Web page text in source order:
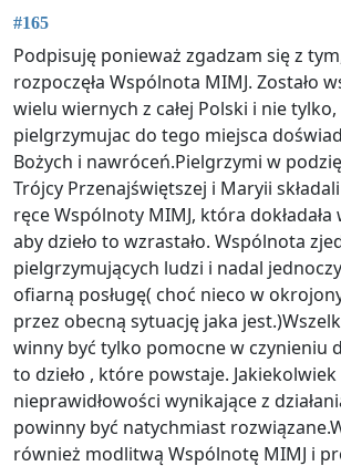
#165
Podpisuję ponieważ zgadzam się z
rozpoczęła Wspólnota MIMJ. Zostało
wielu wiernych z całej Polski i nie
pielgrzymujac do tego miejsca
Bożych i nawróceń.Pielgrzymi w
Trójcy Przenajświętszej i Maryii
ręce Wspólnoty MIMJ, która
aby dzieło to wzrastało. Wspólnota
pielgrzymujących ludzi i nadal
ofiarną posługę( choć nieco w
przez obecną sytuację jaka
winny być tylko pomocne w czynieniu
to dzieło , które powstaje. Jakiekolwiek
nieprawidłowości wynikające z
powinny być natychmiast
również modlitwą Wspólnotę MIMJ i